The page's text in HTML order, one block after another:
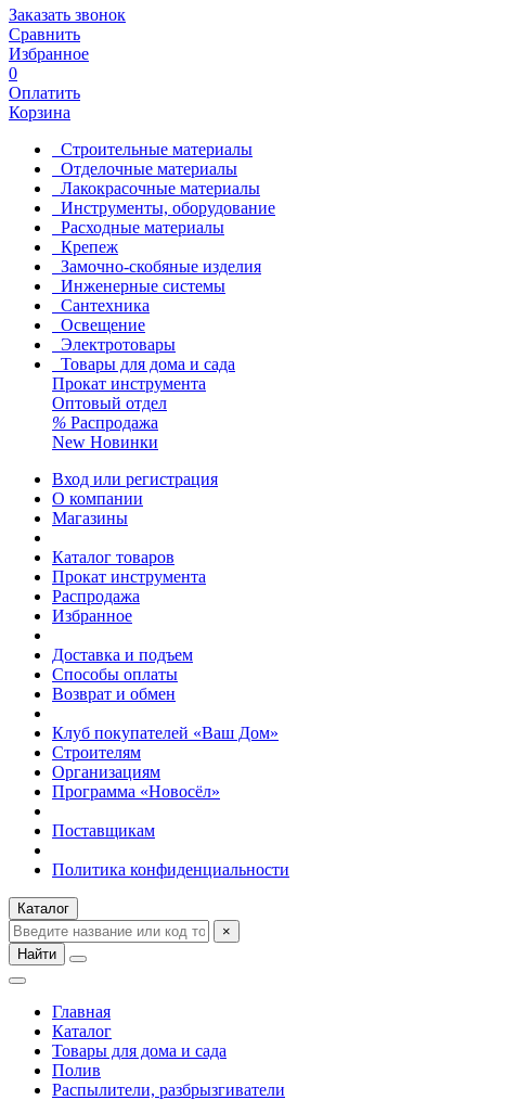
Заказать звонок
Сравнить
Избранное
0
Оплатить
Корзина
Строительные материалы
Отделочные материалы
Лакокрасочные материалы
Инструменты, оборудование
Расходные материалы
Крепеж
Замочно-скобяные изделия
Инженерные системы
Сантехника
Освещение
Электротовары
Товары для дома и сада
Прокат инструмента
Оптовый отдел
% Распродажа
New Новинки
Вход или регистрация
О компании
Магазины
Каталог товаров
Прокат инструмента
Распродажа
Избранное
Доставка и подъем
Способы оплаты
Возврат и обмен
Клуб покупателей «Ваш Дом»
Строителям
Организациям
Программа «Новосёл»
Поставщикам
Политика конфиденциальности
Каталог
×
Найти
Главная
Каталог
Товары для дома и сада
Полив
Распылители, разбрызгиватели